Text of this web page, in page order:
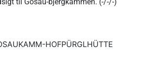
HOFPÜRGLHÜTTE